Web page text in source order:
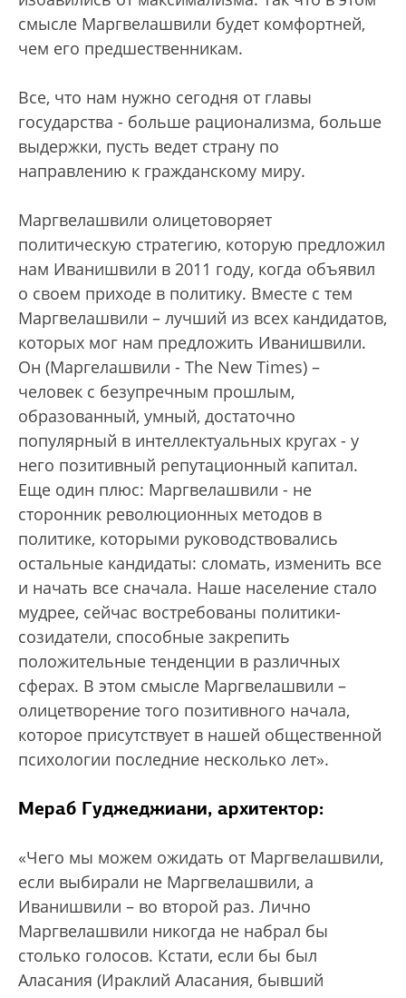
смысле Маргвелашвили будет комфортней,
чем его предшественникам.
Все, что нам нужно сегодня от главы
государства - больше рационализма, больше
выдержки, пусть ведет страну по
направлению к гражданскому миру.
Маргвелашвили олицетоворяет
политическую стратегию, которую предложил
нам Иванишвили в 2011 году, когда объявил
о своем приходе в политику. Вместе с тем
Маргвелашвили – лучший из всех кандидатов,
которых мог нам предложить Иванишвили.
Он (Маргелашвили - The New Times) –
человек с безупречным прошлым,
образованный, умный, достаточно
популярный в интеллектуальных кругах - у
него позитивный репутационный капитал.
Еще один плюс: Маргвелашвили - не
сторонник революционных методов в
политике, которыми руководствовались
остальные кандидаты: сломать, изменить все
и начать все сначала. Наше население стало
мудрее, сейчас востребованы политики-
созидатели, способные закрепить
положительные тенденции в различных
сферах. В этом смысле Маргвелашвили –
олицетворение того позитивного начала,
которое присутствует в нашей общественной
психологии последние несколько лет».
Мераб Гуджеджиани, архитектор:
«Чего мы можем ожидать от Маргвелашвили,
если выбирали не Маргвелашвили, а
Иванишвили – во второй раз. Лично
Маргвелашвили никогда не набрал бы
столько голосов. Кстати, если бы был
Аласания (Ираклий Аласания, бывший